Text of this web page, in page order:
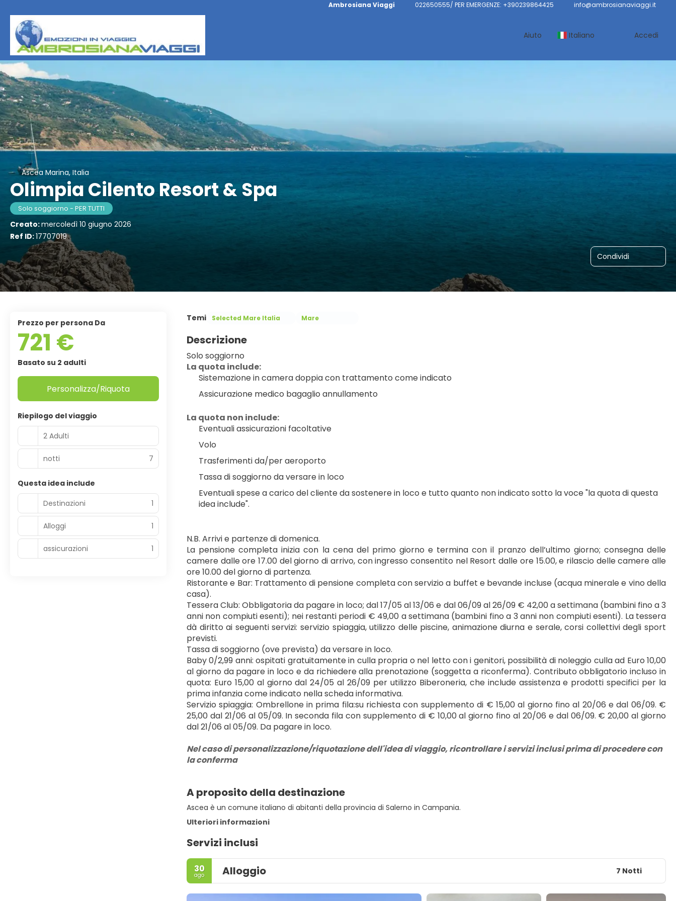
Ambrosiana Viaggi 022650555/ PER EMERGENZE: +390239864425 info@ambrosianaviaggi.it
Aiuto Italiano Accedi
Ascea Marina, Italia
Olimpia Cilento Resort & Spa
Solo soggiorno - PER TUTTI
Creato:mercoledì 10 giugno 2026
Ref ID:17707019
Condividi
Temi Selected Mare Italia Mare
Descrizione
Solo soggiorno
La quota include:
Sistemazione in camera doppia con trattamento come indicato
Assicurazione medico bagaglio annullamento
La quota non include:
Eventuali assicurazioni facoltative
Volo
Trasferimenti da/per aeroporto
Tassa di soggiorno da versare in loco
Eventuali spese a carico del cliente da sostenere in loco e tutto quanto non indicato sotto la voce "la quota di questa
idea include".
N.B. Arrivi e partenze di domenica.
La pensione completa inizia con la cena del primo giorno e termina con il pranzo dell’ultimo giorno; consegna delle
camere dalle ore 17.00 del giorno di arrivo, con ingresso consentito nel Resort dalle ore 15.00, e rilascio delle camere alle
ore 10.00 del giorno di partenza.
Ristorante e Bar: Trattamento di pensione completa con servizio a buffet e bevande incluse (acqua minerale e vino della
casa).
Tessera Club: Obbligatoria da pagare in loco; dal 17/05 al 13/06 e dal 06/09 al 26/09 € 42,00 a settimana (bambini fino a 3
anni non compiuti esenti); nei restanti periodi € 49,00 a settimana (bambini fino a 3 anni non compiuti esenti). La tessera
dà diritto ai seguenti servizi: servizio spiaggia, utilizzo delle piscine, animazione diurna e serale, corsi collettivi degli sport
previsti.
Tassa di soggiorno (ove prevista) da versare in loco.
Baby 0/2,99 anni: ospitati gratuitamente in culla propria o nel letto con i genitori, possibilità di noleggio culla ad Euro 10,00
al giorno da pagare in loco e da richiedere alla prenotazione (soggetta a riconferma). Contributo obbligatorio incluso in
quota: Euro 15,00 al giorno dal 24/05 al 26/09 per utilizzo Biberoneria, che include assistenza e prodotti specifici per la
prima infanzia come indicato nella scheda informativa.
Servizio spiaggia: Ombrellone in prima fila:su richiesta con supplemento di € 15,00 al giorno fino al 20/06 e dal 06/09. €
25,00 dal 21/06 al 05/09. In seconda fila con supplemento di € 10,00 al giorno fino al 20/06 e dal 06/09. € 20,00 al giorno
dal 21/06 al 05/09. Da pagare in loco.
Nel caso di personalizzazione/riquotazione dell'idea di viaggio, ricontrollare i servizi inclusi prima di procedere con
la conferma
A proposito della destinazione
Ascea è un comune italiano di abitanti della provincia di Salerno in Campania.
Ulteriori informazioni
Servizi inclusi
30
ago Alloggio 7 Notti
Prezzo per persona Da
721 €
Basato su 2 adulti
Personalizza/Riquota
Riepilogo del viaggio
2 Adulti
notti 7
Questa idea include
Destinazioni
1
Alloggi 1
assicurazioni 1